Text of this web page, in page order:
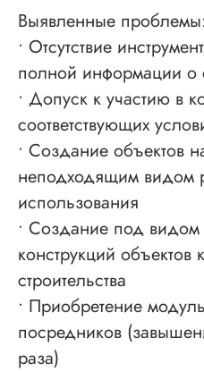
Выявленные проблемы:
• Отсутствие
полной информации о
• Допуск к участию в
соответствующих
• Создание объектов
неподходящим видом
использования
• Создание под
конструкций объектов
строительства
• Приобретение
посредников
раза)
Получить бесплатную
© 2013-2026 Все права защищены
ИНН 110502949715 ОГРНИП
Согласие на рекламную рассылку
Согласие на обработку персональных